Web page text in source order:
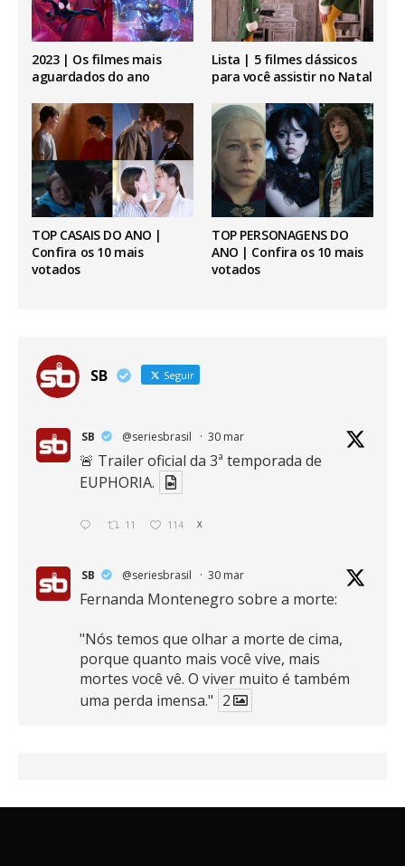
2023 | Os filmes mais
aguardados do ano
Lista | 5 filmes clássicos
para você assistir no Natal
TOP CASAIS DO ANO |
Confira os 10 mais
votados
TOP PERSONAGENS DO
ANO | Confira os 10 mais
votados
SB Seguir
SB @seriesbrasil · 30 mar
🚨 Trailer oficial da 3ª temporada de
EUPHORIA.
11 114 X
SB @seriesbrasil · 30 mar
Fernanda Montenegro sobre a morte:
"Nós temos que olhar a morte de cima,
porque quanto mais você vive, mais
mortes você vê. O viver muito é também
uma perda imensa." 2